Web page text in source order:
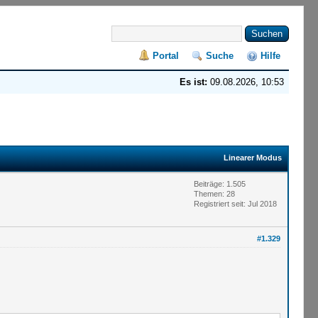
Portal Suche Hilfe
Es ist: 09.08.2026, 10:53
Linearer Modus
Beiträge: 1.505
Themen: 28
Registriert seit: Jul 2018
#1.329